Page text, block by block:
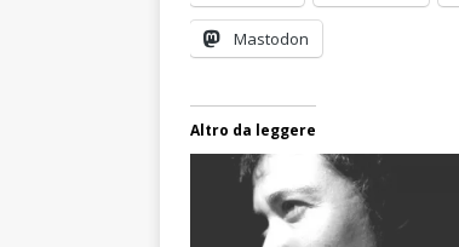
Mastodon
Altro da leggere